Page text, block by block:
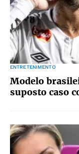
ENTRETENIMENTO
Modelo
suposto caso